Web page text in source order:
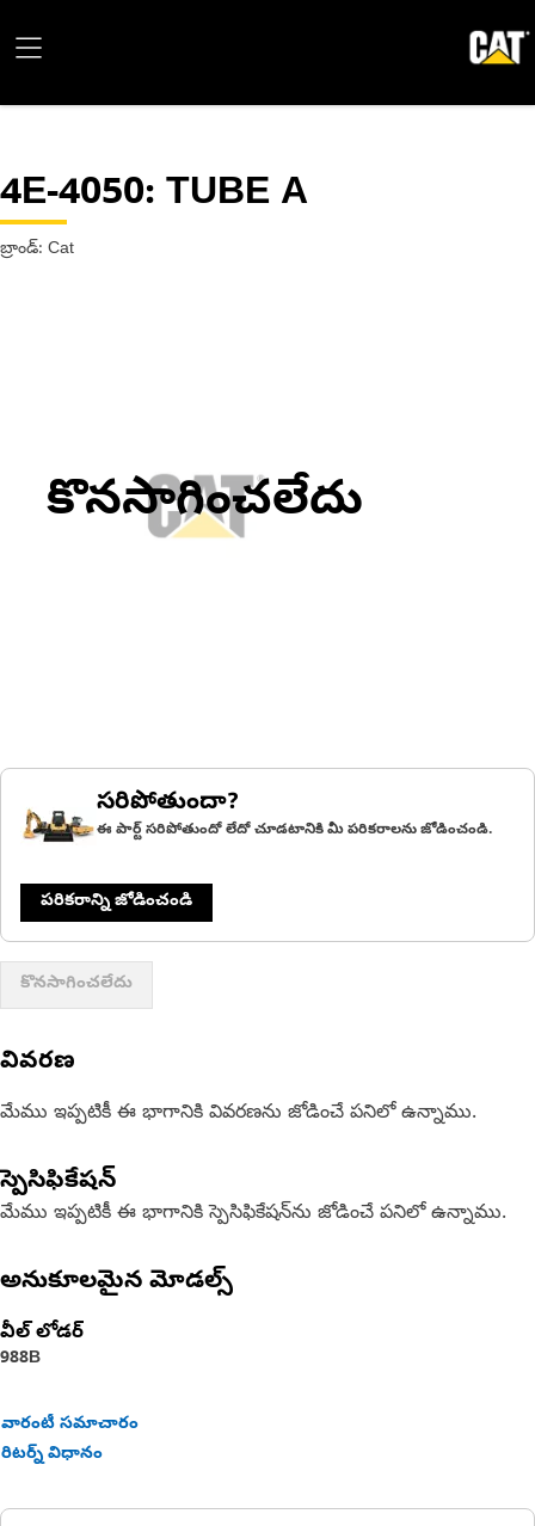
4E-4050: TUBE A
బ్రాండ్: Cat
కొనసాగించలేదు
సరిపోతుందా?
ఈ పార్ట్ సరిపోతుందో లేదో చూడటానికి మీ పరికరాలను జోడించండి.
పరికరాన్ని జోడించండి
కొనసాగించలేదు
వివరణ
మేము ఇప్పటికీ ఈ భాగానికి వివరణను జోడించే పనిలో ఉన్నాము.
స్పెసిఫికేషన్
మేము ఇప్పటికీ ఈ భాగానికి స్పెసిఫికేషన్‌ను జోడించే పనిలో ఉన్నాము.
అనుకూలమైన మోడల్స్
వీల్ లోడర్
988B
వారంటీ సమాచారం
రిటర్న్ విధానం